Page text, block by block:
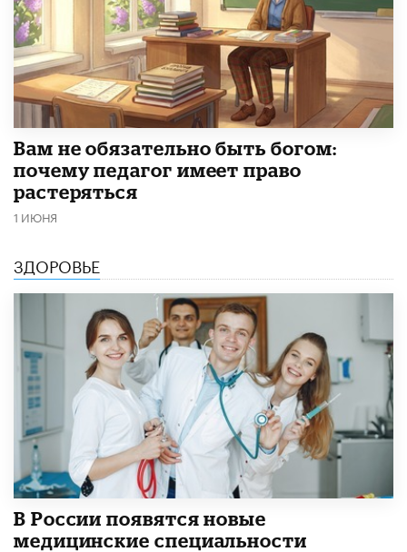
​Вам не обязательно быть богом:
почему педагог имеет право
растеряться
1 ИЮНЯ
ЗДОРОВЬЕ
В России появятся новые
медицинские специальности